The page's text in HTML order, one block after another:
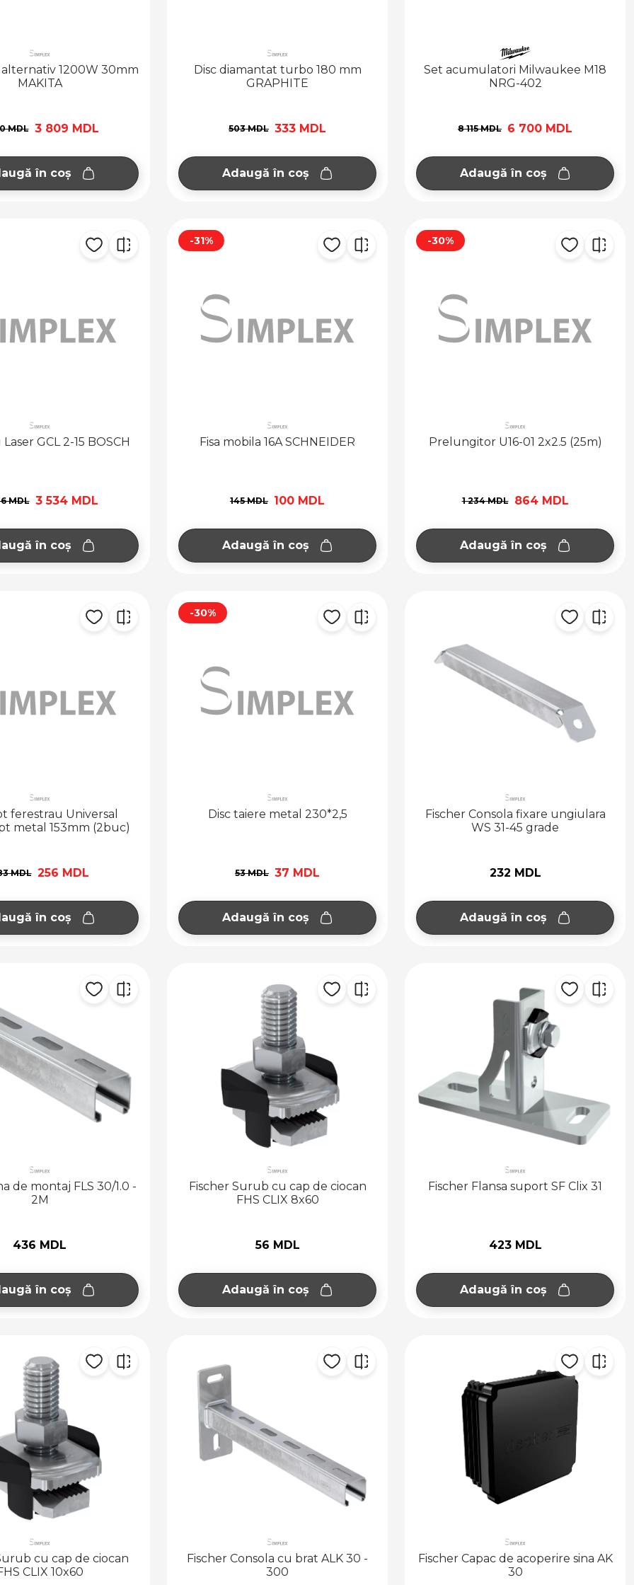
1200W 30mm
MAKITA
MDL 3 809 MDL
în coș
Disc diamantat turbo 180 mm
GRAPHITE
503 MDL 333 MDL
Adaugă în coș
Set acumulatori Milwaukee M18
NRG-402
8 115 MDL 6 700 MDL
Adaugă în coș
GCL 2-15 BOSCH
MDL 3 534 MDL
în coș
-31%
Fisa mobila 16A SCHNEIDER
145 MDL 100 MDL
Adaugă în coș
-30%
Prelungitor U16-01 2x2.5 (25m)
1 234 MDL 864 MDL
Adaugă în coș
ferestrau Universal
metal 153mm (2buc)
MDL 256 MDL
în coș
-30%
Disc taiere metal 230*2,5
53 MDL 37 MDL
Adaugă în coș
Fischer Consola fixare ungiulara
WS 31-45 grade
232 MDL
Adaugă în coș
de montaj FLS 30/1.0 -
2M
436 MDL
în coș
Fischer Surub cu cap de ciocan
FHS CLIX 8x60
56 MDL
Adaugă în coș
Fischer Flansa suport SF Clix 31
423 MDL
Adaugă în coș
cu cap de ciocan
CLIX 10x60
Fischer Consola cu brat ALK 30 -
300
Fischer Capac de acoperire sina AK
30